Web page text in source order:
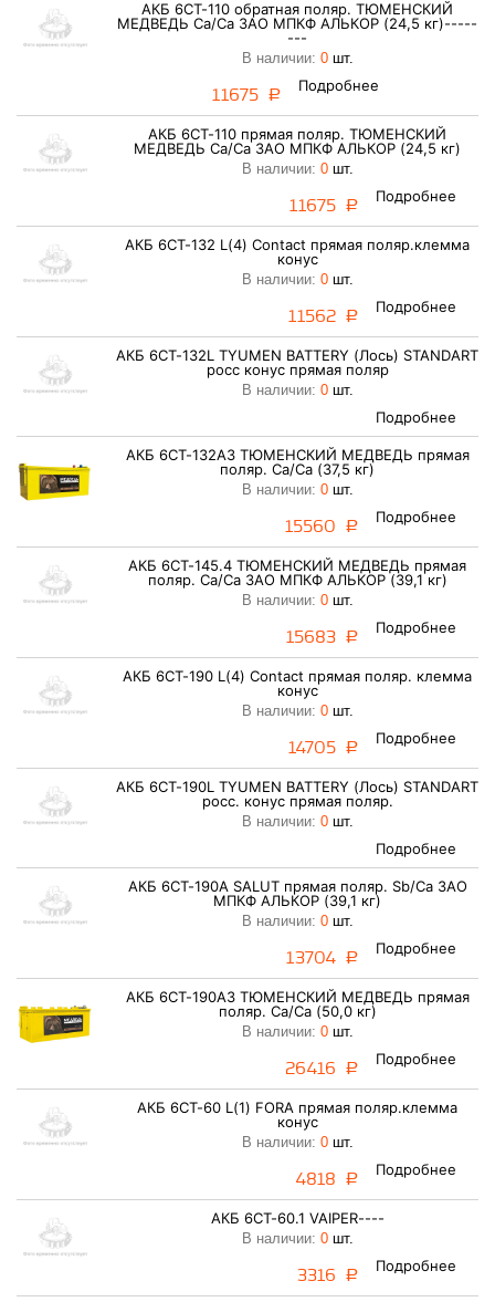
АКБ 6СТ-110 обратная поляр. ТЮМЕНСКИЙ
МЕДВЕДЬ Ca/Ca ЗАО МПКФ АЛЬКОР (24,5 кг)-----
---
В наличии: 0шт.
Подробнее
11675 a
АКБ 6СТ-110 прямая поляр. ТЮМЕНСКИЙ
МЕДВЕДЬ Ca/Ca ЗАО МПКФ АЛЬКОР (24,5 кг)
В наличии: 0шт.
Подробнее
11675 a
АКБ 6СТ-132 L(4) Contact прямая поляр.клемма
конус
В наличии: 0шт.
Подробнее
11562 a
АКБ 6СТ-132L TYUMEN BATTERY (Лось) STANDART
росс конус прямая поляр
В наличии: 0шт.
Подробнее
АКБ 6СТ-132А3 ТЮМЕНСКИЙ МЕДВЕДЬ прямая
поляр. Ca/Ca (37,5 кг)
В наличии: 0шт.
Подробнее
15560 a
АКБ 6СТ-145.4 ТЮМЕНСКИЙ МЕДВЕДЬ прямая
поляр. Ca/Ca ЗАО МПКФ АЛЬКОР (39,1 кг)
В наличии: 0шт.
Подробнее
15683 a
АКБ 6СТ-190 L(4) Contact прямая поляр. клемма
конус
В наличии: 0шт.
Подробнее
14705 a
АКБ 6СТ-190L TYUMEN BATTERY (Лось) STANDART
росс. конус прямая поляр.
В наличии: 0шт.
Подробнее
АКБ 6СТ-190А SALUT прямая поляр. Sb/Ca ЗАО
МПКФ АЛЬКОР (39,1 кг)
В наличии: 0шт.
Подробнее
13704 a
АКБ 6СТ-190АЗ ТЮМЕНСКИЙ МЕДВЕДЬ прямая
поляр. Ca/Ca (50,0 кг)
В наличии: 0шт.
Подробнее
26416 a
АКБ 6СТ-60 L(1) FORA прямая поляр.клемма
конус
В наличии: 0шт.
Подробнее
4818 a
АКБ 6СТ-60.1 VAIPER----
В наличии: 0шт.
Подробнее
3316 a